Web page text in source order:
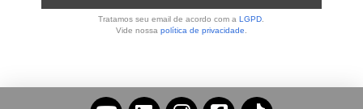
Tratamos seu email de acordo com aLGPD
Vide nossa política de privacidade